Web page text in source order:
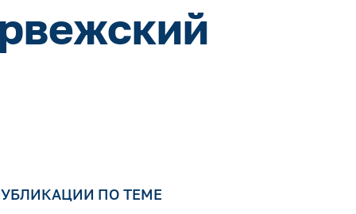
ПО ТЕМЕ